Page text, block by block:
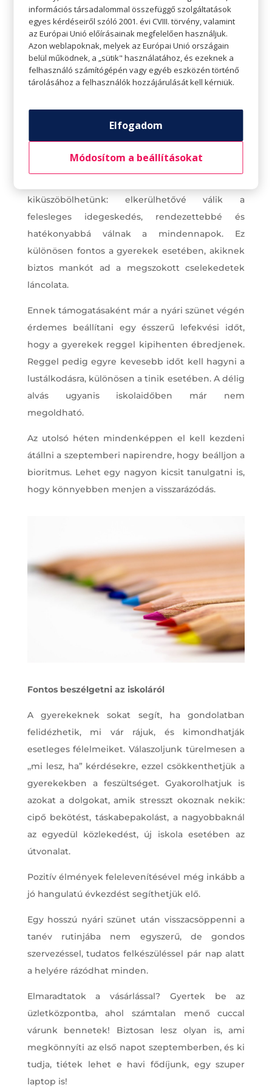
Reggeli rutinok bevezetése
A vásárláson túl fontos feladat az is, hogy a család,
de főleg a gyerekek reggeli rutinját időben
kiküszöbölhetünk: elkerülhetővé válik a
felesleges idegeskedés, rendezettebbé és
hatékonyabbá válnak a mindennapok. Ez
különösen fontos a gyerekek esetében, akiknek
biztos mankót ad a megszokott cselekedetek
láncolata.
Ennek támogatásaként már a nyári szünet végén
érdemes beállítani egy ésszerű lefekvési időt,
hogy a gyerekek reggel kipihenten ébredjenek.
Reggel pedig egyre kevesebb időt kell hagyni a
lustálkodásra, különösen a tinik esetében. A délig
alvás ugyanis iskolaidőben már nem
megoldható.
Az utolsó héten mindenképpen el kell kezdeni
átállni a szeptemberi napirendre, hogy beálljon a
bioritmus. Lehet egy nagyon kicsit tanulgatni is,
hogy könnyebben menjen a visszarázódás.
Fontos beszélgetni az iskoláról
A gyerekeknek sokat segít, ha gondolatban
felidézhetik, mi vár rájuk, és kimondhatják
esetleges félelmeiket. Válaszoljunk türelmesen a
,,mi lesz, ha” kérdésekre, ezzel csökkenthetjük a
gyerekekben a feszültséget. Gyakorolhatjuk is
azokat a dolgokat, amik stresszt okoznak nekik:
cipő bekötést, táskabepakolást, a nagyobbaknál
az egyedül közlekedést, új iskola esetében az
útvonalat.
Pozitív élmények felelevenítésével még inkább a
jó hangulatú évkezdést segíthetjük elő.
Egy hosszú nyári szünet után visszacsöppenni a
tanév rutinjába nem egyszerű, de gondos
szervezéssel, tudatos felkészüléssel pár nap alatt
a helyére rázódhat minden.
Elmaradtatok a vásárlással? Gyertek be az
üzletközpontba, ahol számtalan menő cuccal
várunk bennetek! Biztosan lesz olyan is, ami
megkönnyíti az első napot szeptemberben, és ki
tudja, tiétek lehet e havi fődíjunk, egy szuper
laptop is!
információs társadalommal összefüggő szolgáltatások
egyes kérdéseiről szóló 2001. évi CVIII. törvény, valamint
az Európai Unió előírásainak megfelelően használjuk.
Azon weblapoknak, melyek az Európai Unió országain
belül működnek, a „sütik" használatához, és ezeknek a
felhasználó számítógépén vagy egyéb eszközén történő
tárolásához a felhasználók hozzájárulását kell kérniük.
Elfogadom
Módosítom a beállításokat